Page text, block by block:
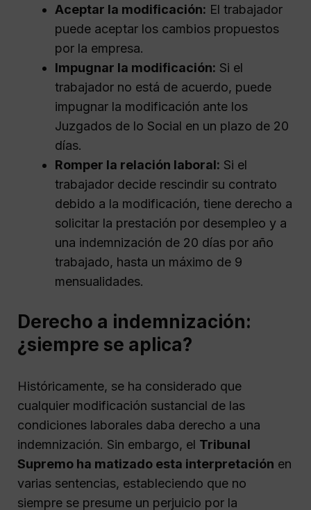
Aceptar la modificación: El trabajador
puede aceptar los cambios propuestos
por la empresa.
Impugnar la modificación: Si el
trabajador no está de acuerdo, puede
impugnar la modificación ante los
Juzgados de lo Social en un plazo de 20
días.
Romper la relación laboral: Si el
trabajador decide rescindir su contrato
debido a la modificación, tiene derecho a
solicitar la prestación por desempleo y a
una indemnización de 20 días por año
trabajado, hasta un máximo de 9
mensualidades.
Derecho a indemnización:
¿siempre se aplica?
Históricamente, se ha considerado que
cualquier modificación sustancial de las
condiciones laborales daba derecho a una
indemnización. Sin embargo, el Tribunal
Supremo ha matizado esta interpretación en
varias sentencias, estableciendo que no
siempre se presume un perjuicio por la